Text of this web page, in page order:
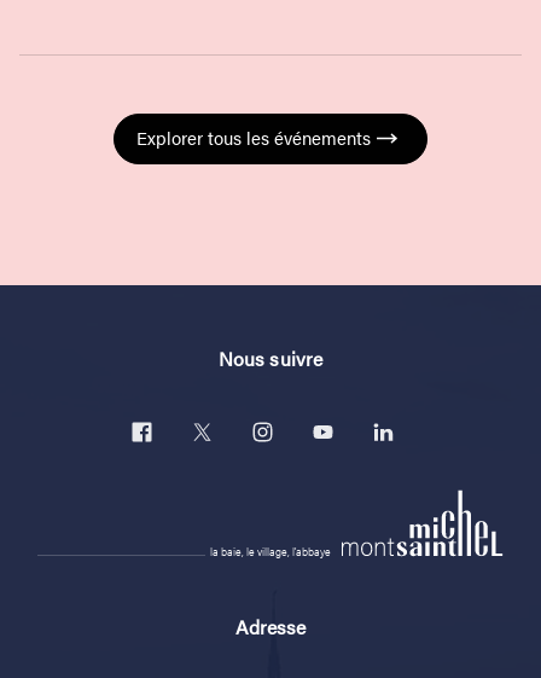
Explorer tous les événements
Nous suivre
la baie, le village, l'abbaye
Adresse